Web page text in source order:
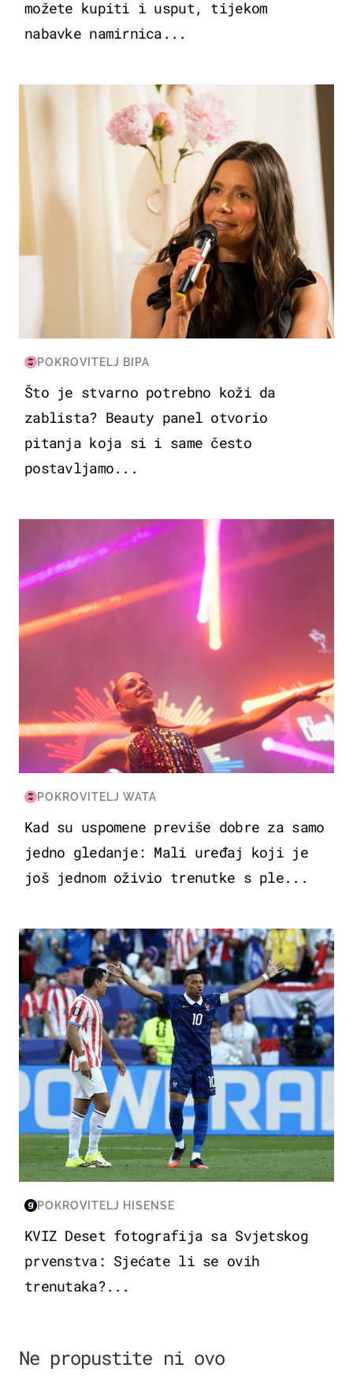
možete kupiti i usput, tijekom
nabavke namirnica...
MODA & LJEPOTA
POKROVITELJ BIPA
Što je stvarno potrebno koži da
zablista? Beauty panel otvorio
pitanja koja si i same često
postavljamo...
KULTURA & ZABAVA
POKROVITELJ WATA
Kad su uspomene previše dobre za samo
jedno gledanje: Mali uređaj koji je
još jednom oživio trenutke s ple...
SVJETSKO PRVENSTVO 2026
POKROVITELJ HISENSE
KVIZ Deset fotografija sa Svjetskog
prvenstva: Sjećate li se ovih
trenutaka?...
Ne propustite ni ovo